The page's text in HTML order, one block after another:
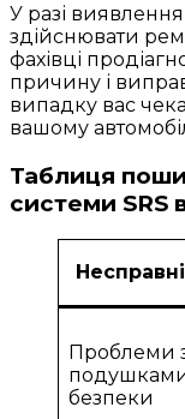
У разі
здійснювати
фахівці
причину і
випадку вас
вашому
Таблиця
системи SRS
Проблеми
безпеки